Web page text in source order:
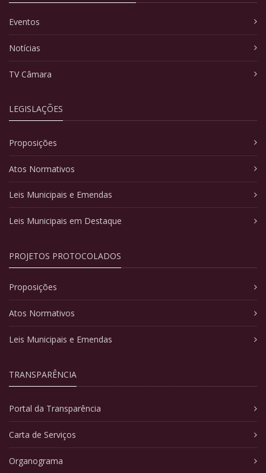
Eventos
Notícias
TV Câmara
LEGISLAÇÕES
Proposições
Atos Normativos
Leis Municipais e Emendas
Leis Municipais em Destaque
PROJETOS PROTOCOLADOS
Proposições
Atos Normativos
Leis Municipais e Emendas
TRANSPARÊNCIA
Portal da Transparência
Carta de Serviços
Organograma